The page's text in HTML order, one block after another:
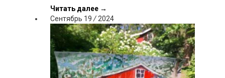
Читать далее →
Сентябрь 19 / 2024